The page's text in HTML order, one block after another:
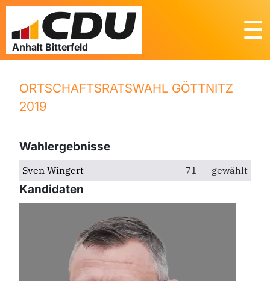
☰
ORTSCHAFTSRATSWAHL GÖTTNITZ
2019
Wahlergebnisse
Sven Wingert 71 gewählt
Kandidaten